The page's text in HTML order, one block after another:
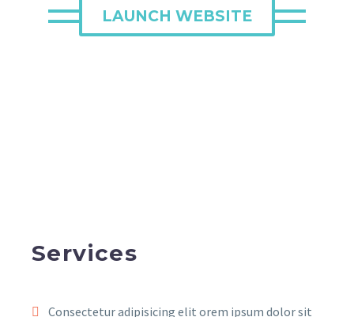
LAUNCH WEBSITE
Services
Consectetur adipisicing elit orem ipsum dolor sit